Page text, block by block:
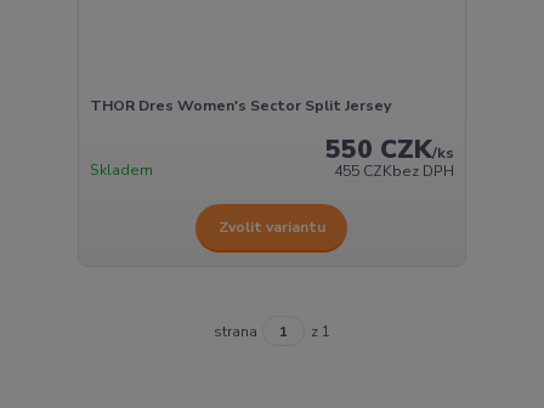
THOR Dres Women's Sector Split Jersey
550 CZK/ks
455 CZKbez DPH
Skladem
Zvolit variantu
strana z 1